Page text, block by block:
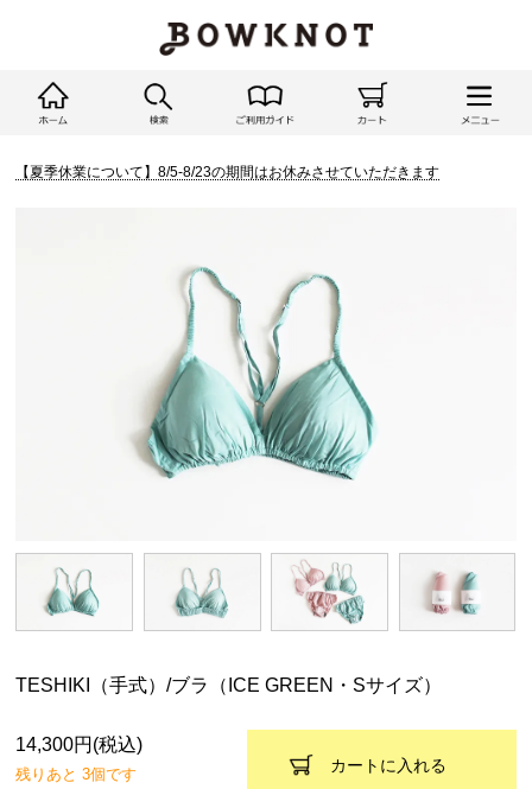
【夏季休業について】8/5-8/23の期間はお休みさせていただきます
TESHIKI（手式）/ブラ（ICE GREEN・Sサイズ）
14,300円(税込)
残りあと 3個です
カートに入れる